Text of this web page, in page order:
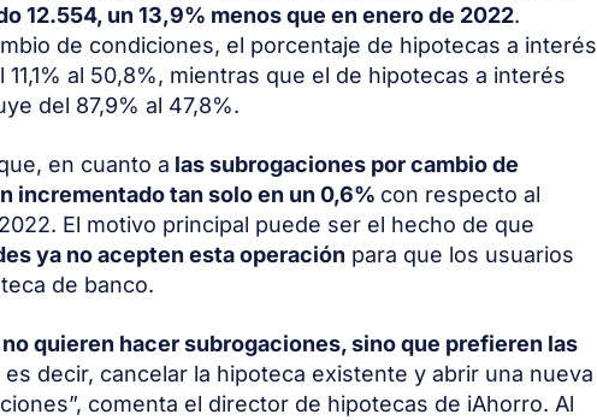
12.554, un 13,9% menos que en enero de 2022.
de condiciones, el porcentaje de hipotecas a interés
al 50,8%, mientras que el de hipotecas a interés
del 87,9% al 47,8%.
en cuanto a las subrogaciones por cambio de
incrementado tan solo en un 0,6% con respecto al
El motivo principal puede ser el hecho de que
ya no acepten esta operación para que los usuarios
de banco.
quieren hacer subrogaciones, sino que prefieren las
es decir, cancelar la hipoteca existente y abrir una nueva
comenta el director de hipotecas de iAhorro. Al